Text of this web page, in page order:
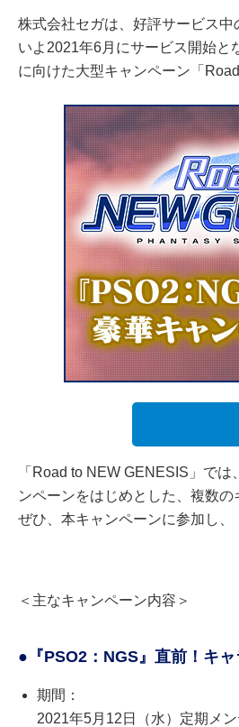
株式会社セガは、好評サービス
いよ2021年6月にサービス開始と
に向けた大型キャンペーン「
「Road to NEW GENESIS」で
ンペーンをはじめとした、複数の
ぜひ、本キャンペーンに参加し
＜主なキャンペーン内容＞
●『PSO2：NGS』直前！キ
期間：
2021年5月12日（水）定期メ